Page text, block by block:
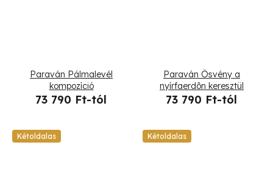
Paraván Pálmalevél
kompozíció
73 790 Ft-tól
Paraván Ösvény a
nyírfaerdõn keresztül
73 790 Ft-tól
Kétoldalas Kétoldalas